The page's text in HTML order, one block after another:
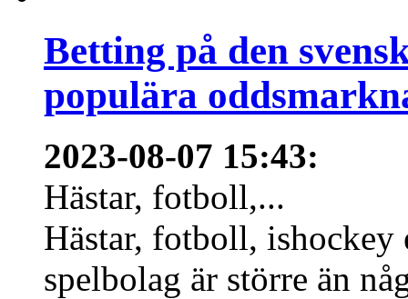
Betting på den
populära
2023-08-07 15:43:
Hästar, fotboll,...
Hästar, fotboll,
spelbolag är större än